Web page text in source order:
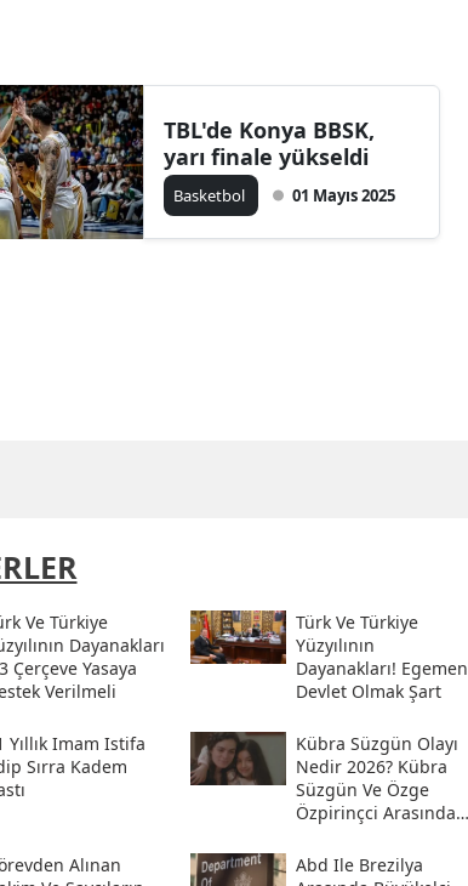
TBL'de Konya BBSK,
yarı finale yükseldi
Basketbol 01 Mayıs 2025
Ve Türkiye
Dayanakları
Çerçeve Yasaya
Verilmeli
Türk Ve Türkiye
Yüzyılının
Dayanakları! Egemen
Devlet Olmak Şart
Yıllık Imam Istifa
Sırra Kadem
Kübra Süzgün Olayı
Nedir 2026? Kübra
Süzgün Ve Özge
Özpirinçci Arasında
Alınan
Abd Ile Brezilya